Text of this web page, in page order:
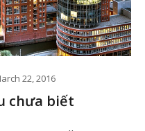
22, 2016
chưa biết